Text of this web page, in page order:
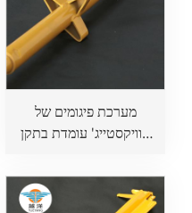
מערכת פיגומים של
קוויקסטייג' עומדת בתקן